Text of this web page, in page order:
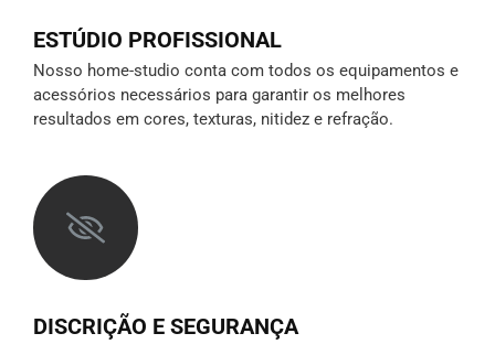
ESTÚDIO PROFISSIONAL
Nosso home-studio conta com todos os equipamentos e
acessórios necessários para garantir os melhores
resultados em cores, texturas, nitidez e refração.
DISCRIÇÃO E SEGURANÇA